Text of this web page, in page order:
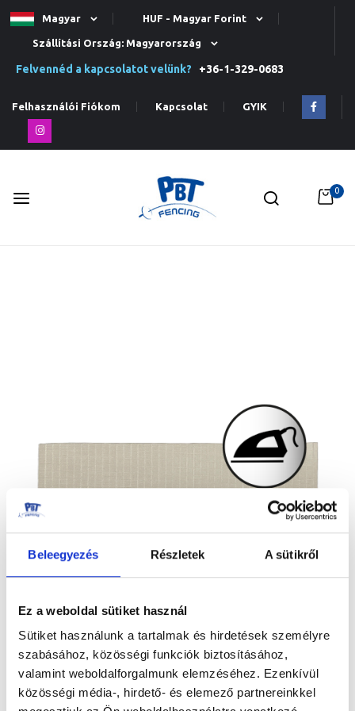
Beleegyezés Részletek A sütikről
Ez a weboldal sütiket használ
Sütiket használunk a tartalmak és hirdetések személyre
szabásához, közösségi funkciók biztosításához,
valamint weboldalforgalmunk elemzéséhez. Ezenkívül
közösségi média-, hirdető- és elemező partnereinkkel
Magyar HUF - Magyar Forint
Szállítási Ország: Magyarország
Felvennéd a kapcsolatot velünk? +36-1-329-0683
Felhasználói Fiókom Kapcsolat GYIK
0
Ugrás
képgaléria
FELVASALHATÓ LAMÉ JAVÍTÓ FOLT
2.500,00 Ft